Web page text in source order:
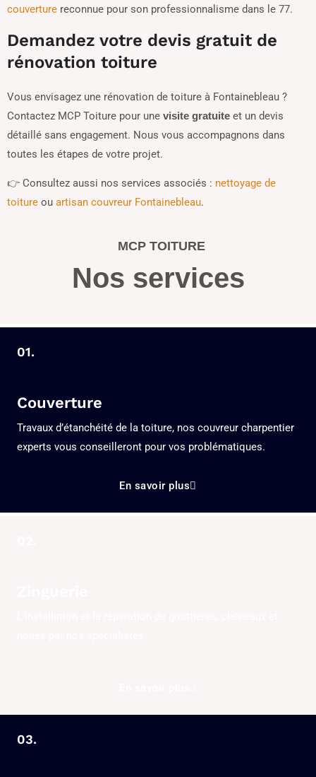
couverture reconnue pour son professionnalisme dans le 77.
Demandez votre devis gratuit de
rénovation toiture
Vous envisagez une rénovation de toiture à Fontainebleau ?
Contactez MCP Toiture pour une visite gratuite et un devis
détaillé sans engagement. Nous vous accompagnons dans
toutes les étapes de votre projet.
👉 Consultez aussi nos services associés : nettoyage de
toiture ou artisan couvreur Fontainebleau.
MCP TOITURE
Nos services
01.
Couverture
Travaux d’étanchéité de la toiture, nos couvreur charpentier
experts vous conseilleront pour vos problématiques.
En savoir plus
03.